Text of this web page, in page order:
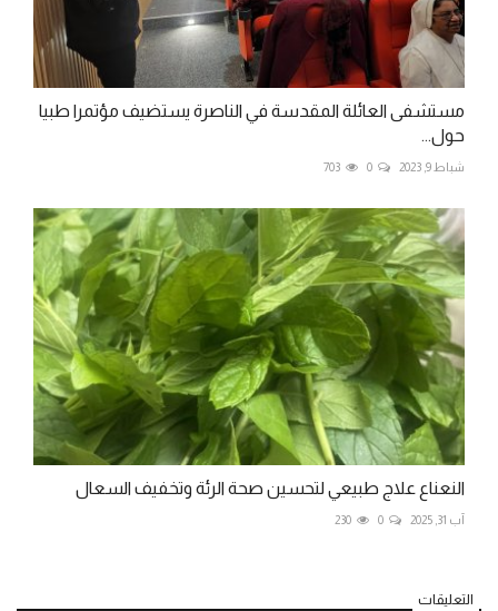
مستشفى العائلة المقدسة في الناصرة يستضيف مؤتمرا طبيا
حول...
شباط 9, 2023 0
703
النعناع علاج طبيعي لتحسين صحة الرئة وتخفيف السعال
آب 31, 2025 0
230
التعليقات